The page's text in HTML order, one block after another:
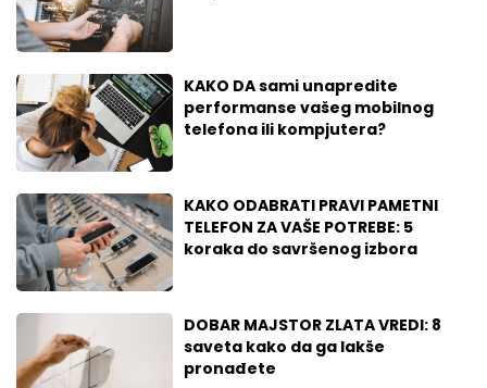
KAKO DA sami unapredite
performanse vašeg mobilnog
telefona ili kompjutera?
KAKO ODABRATI PRAVI PAMETNI
TELEFON ZA VAŠE POTREBE: 5
koraka do savršenog izbora
DOBAR MAJSTOR ZLATA VREDI: 8
saveta kako da ga lakše
pronađete